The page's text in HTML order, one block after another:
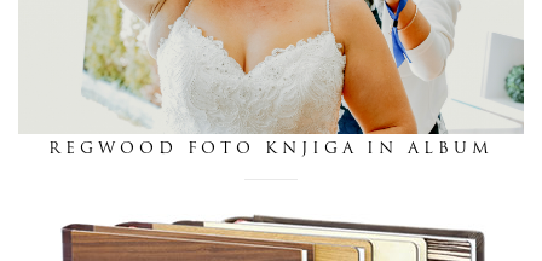
mi
dnevnik
REGWOOD FOTO KNJIGA IN ALBUM